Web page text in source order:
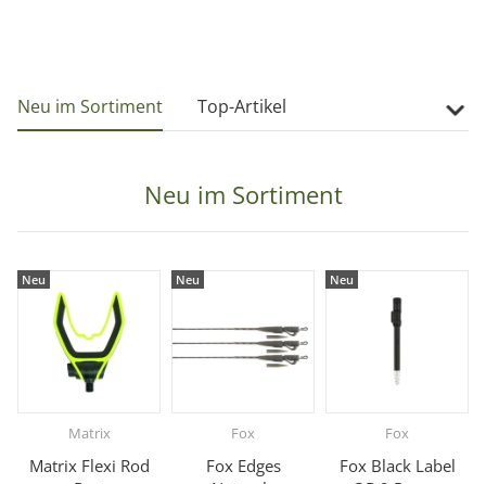
Neu im Sortiment
Top-Artikel
Neu im Sortiment
Neu
Matrix
Matrix Flexi Rod
Neu
Fox
Fox Edges
Neu
Fox
Fox Black Label